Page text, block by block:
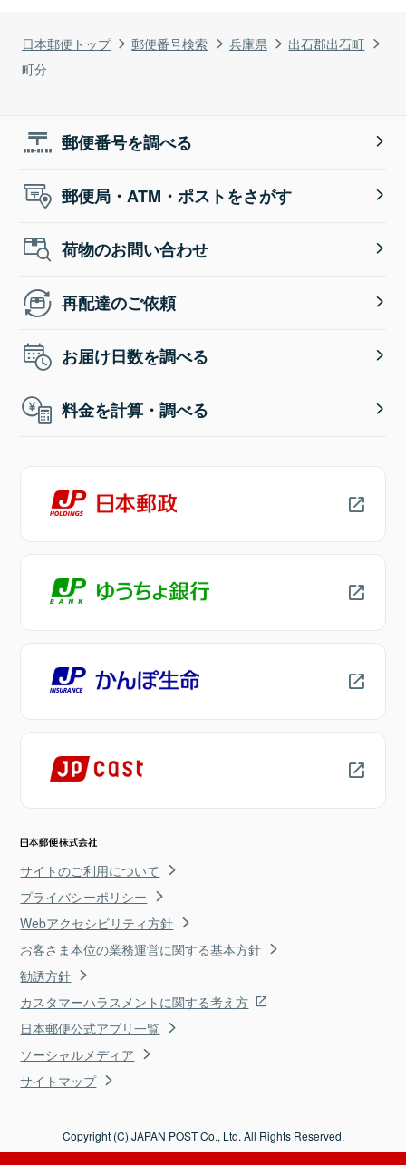
日本郵便トップ 郵便番号検索 兵庫県
出石郡出石町
町分
郵便番号を調べる
郵便局・ATM・ポストをさがす
荷物のお問い合わせ
再配達のご依頼
お届け日数を調べる
料金を計算・調べる
サイトのご利用について
プライバシーポリシー
Webアクセシビリティ方針
お客さま本位の業務運営に関する基本方針
勧誘方針
カスタマーハラスメントに関する考え方
日本郵便公式アプリ一覧
ソーシャルメディア
サイトマップ
Copyright (C) JAPAN POST Co., Ltd. All Rights Reserved.